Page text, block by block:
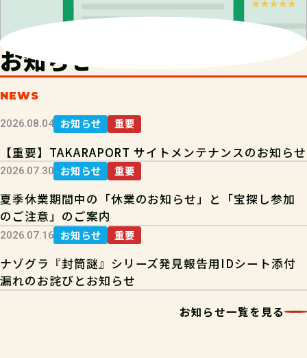
お知らせ
NEWS
2026.08.04 お知らせ 重要
【重要】TAKARAPORT サイトメンテナンスのお知らせ
2026.07.30 お知らせ 重要
夏季休業期間中の「休業のお知らせ」と「宝探し参加
のご注意」のご案内
2026.07.16 お知らせ 重要
ナゾグラ『封筒謎』シリーズ発見報告用IDシート添付
漏れのお詫びとお知らせ
お知らせ一覧を見る